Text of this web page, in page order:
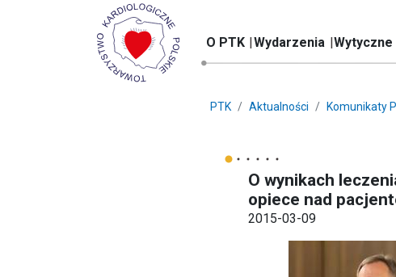
O PTK Wydarzenia Wytyczne
PTK Aktualności Komunikaty
O wynikach
opiece nad
2015-03-09